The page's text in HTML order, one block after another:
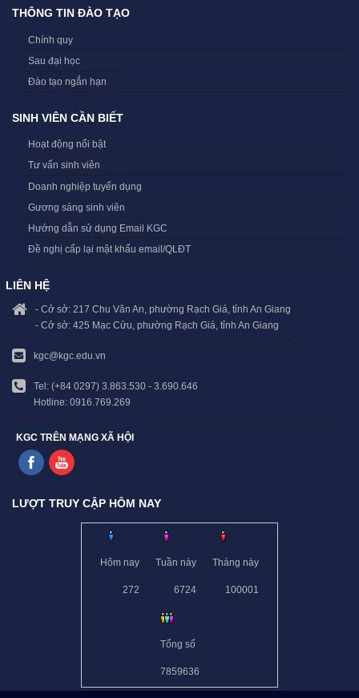
THÔNG TIN ĐÀO TẠO
Chính quy
Sau đại học
Đào tạo ngắn hạn
SINH VIÊN CẦN BIẾT
Hoạt động nổi bật
Tư vấn sinh viên
Doanh nghiệp tuyển dụng
Gương sáng sinh viên
Hướng dẫn sử dụng Email KGC
Đề nghị cấp lại mật khẩu email/QLĐT
LIÊN HỆ
- Cở sở: 217 Chu Văn An, phường Rạch Giá, tỉnh An Giang
- Cở sở: 425 Mạc Cửu, phường Rạch Giá, tỉnh An Giang
kgc@kgc.edu.vn
Tel: (+84 0297) 3.863.530 - 3.690.646
Hotline: 0916.769.269
KGC TRÊN MẠNG XÃ HỘI
LƯỢT TRUY CẬP HÔM NAY
Hôm nay
272
Tuần này
6724
Tháng này
100001
Tổng số
7859636